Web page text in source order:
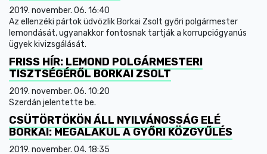
2019. november. 06. 16:40
Az ellenzéki pártok üdvözlik Borkai Zsolt győri polgármester
lemondását, ugyanakkor fontosnak tartják a korrupciógyanús
ügyek kivizsgálását.
FRISS HÍR: LEMOND POLGÁRMESTERI
TISZTSÉGÉRŐL BORKAI ZSOLT
2019. november. 06. 10:20
Szerdán jelentette be.
CSÜTÖRTÖKÖN ÁLL NYILVÁNOSSÁG ELÉ
BORKAI: MEGALAKUL A GYŐRI KÖZGYŰLÉS
2019. november. 04. 18:35